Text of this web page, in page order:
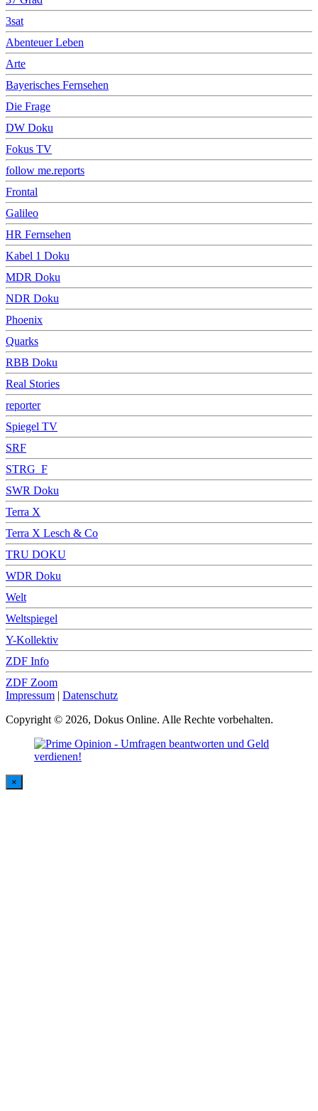
3sat
Abenteuer Leben
Arte
Bayerisches Fernsehen
Die Frage
DW Doku
Fokus TV
follow me.reports
Frontal
Galileo
HR Fernsehen
Kabel 1 Doku
MDR Doku
NDR Doku
Phoenix
Quarks
RBB Doku
Real Stories
reporter
Spiegel TV
SRF
STRG_F
SWR Doku
Terra X
Terra X Lesch & Co
TRU DOKU
WDR Doku
Welt
Weltspiegel
Y-Kollektiv
ZDF Info
ZDF Zoom
Impressum | Datenschutz
Copyright © 2026, Dokus Online. Alle Rechte vorbehalten.
×